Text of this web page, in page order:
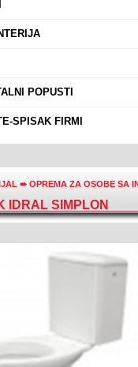
POPUSTI
SPISAK FIRMI
➨OPREMA ZA OSOBE SA
IDRAL SIMPLON